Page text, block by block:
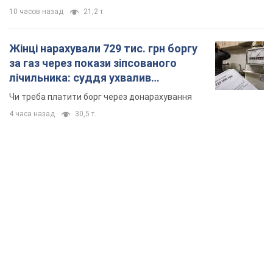
10 часов назад 21,2 т.
Жінці нарахували 729 тис. грн боргу
за газ через покази зіпсованого
лічильника: суддя ухвалив
неочікуване рішення
Чи треба платити борг через донарахування
4 часа назад 30,5 т.